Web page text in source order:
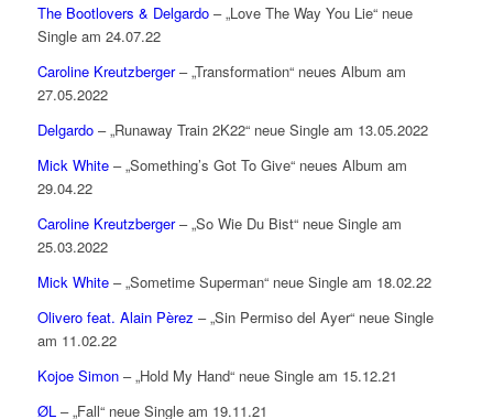
The Bootlovers & Delgardo– „Love The Way You Lie“ neue
Single am 24.07.22
Caroline Kreutzberger– „Transformation“ neues Album am
27.05.2022
Delgardo– „Runaway Train 2K22“ neue Single am 13.05.2022
Mick White– „Something’s Got To Give“ neues Album am
29.04.22
Caroline Kreutzberger– „So Wie Du Bist“ neue Single am
25.03.2022
Mick White– „Sometime Superman“ neue Single am 18.02.22
Olivero feat. Alain Pèrez – „Sin Permiso del Ayer“ neue Single
am 11.02.22
Kojoe Simon– „Hold My Hand“ neue Single am 15.12.21
ØL– „Fall“ neue Single am 19.11.21